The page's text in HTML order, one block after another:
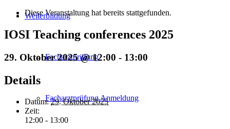
Weiterbildung
Facharztprüfung
Facharztprüfung Anmeldung
Diese Veranstaltung hat bereits stattgefunden.
IOSI Teaching conferences 2025
29. Oktober 2025 @ 12:00 - 13:00
Details
Datum: 29. Oktober 2025
Zeit:
12:00 - 13:00